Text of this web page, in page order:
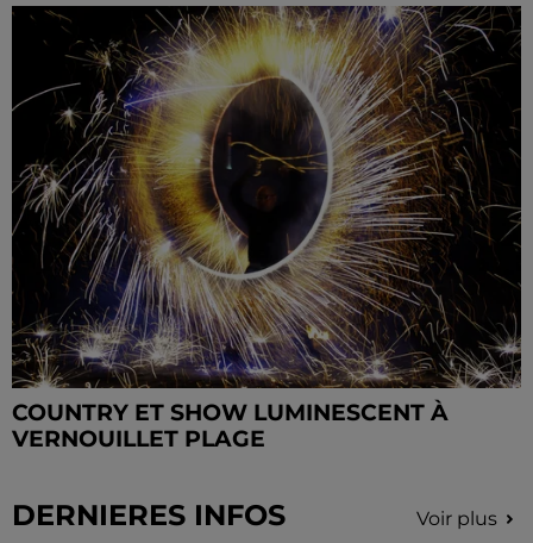
COUNTRY ET SHOW LUMINESCENT À
VERNOUILLET PLAGE
DERNIERES INFOS Voir plus